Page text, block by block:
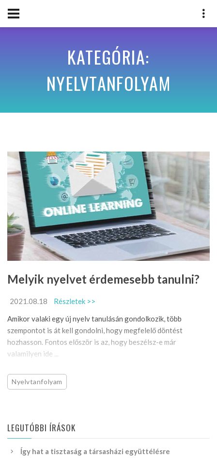
KATEGÓRIA:
NYELVTANFOLYAM
Melyik nyelvet érdemesebb tanulni?
2021.08.18
Részletek >>
Amikor valaki egy új nyelv tanulásán gondolkozik, több
szempontot is át kell gondolni, hogy megfelelő döntést
hozhasson. Fontos először is az, hogy beszélsz-e már
valamilyen ide ...
Nyelvtanfolyam
LEGUTÓBBI ÍRÁSOK
Így hat a tisztaság a társasházi együttélésre